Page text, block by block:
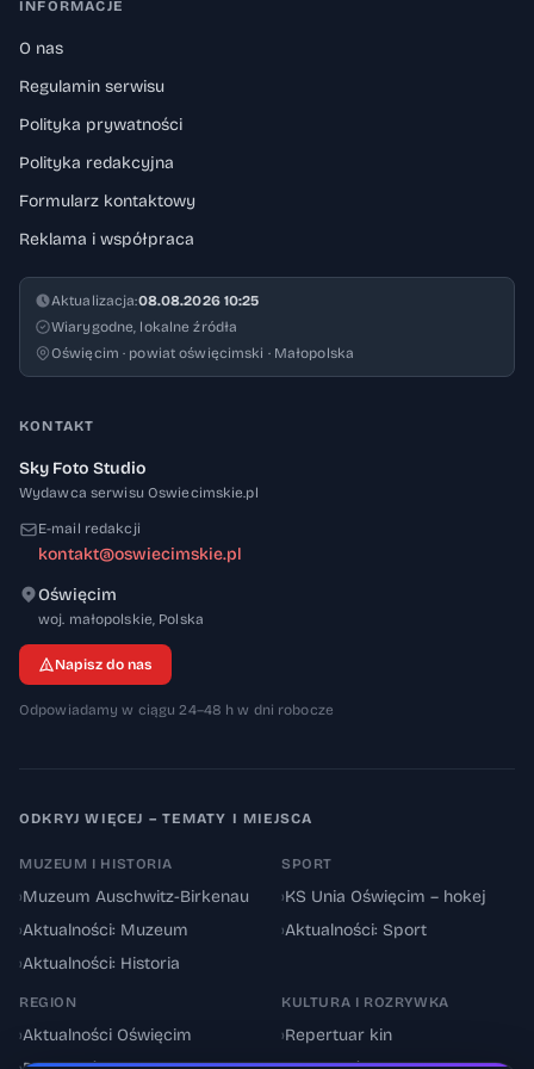
centrum tych rozmów – zarówno
symbolicznie, jak i praktycznie – znalazły się
kolej, bezpieczeństwo i wizja regionu, który
chce rozwijać się „na dobrych torach”. Foto:
UMWM
INFORMACJE
O nas
Regulamin serwisu
Polityka prywatności
Polityka redakcyjna
Formularz kontaktowy
Reklama i współpraca
Aktualizacja:08.08.2026 10:25
Wiarygodne, lokalne źródła
Oświęcim · powiat oświęcimski · Małopolska
KONTAKT
Sky Foto Studio
Wydawca serwisu Oswiecimskie.pl
E-mail redakcji
kontakt@oswiecimskie.pl
Oświęcim
woj. małopolskie, 32-600
Polska
Napisz do nas
Odpowiadamy w ciągu 24–48 h w dni robocze
ODKRYJ WIĘCEJ – TEMATY I MIEJSCA
MUZEUM I HISTORIA
›Muzeum Auschwitz-Birkenau
›Aktualności: Muzeum
›Aktualności: Historia
SPORT
›KS Unia Oświęcim – hokej
›Aktualności: Sport
REGION
›Aktualności Oświęcim
KULTURA I ROZRYWKA
›Repertuar kin